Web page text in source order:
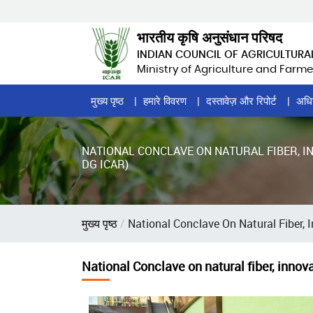
भारतीय कृषि अनुसंधान परिषद
INDIAN COUNCIL OF
Ministry of Agriculture and
Home
Page
Menu
मुख्य पृष्ठ हमारे विवरण दस्तावेज़ और रिपोर्ट
NATIONAL CONCLAVE ON NATURAL FIBER,
DG ICAR)
पग
मुख्य पृष्ठ National Conclave On Natural
National Conclave on natural fiber,